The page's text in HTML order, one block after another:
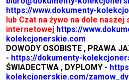
https://www.dokumenty-
lub Czat na żywo na dole naszej
internetowej https://
kolekcjonerskie.com
DOWODY OSOBISTE , PRAWA
- https://dokumenty-
ŚWIADECTWA , DYPLOMY -
kolekcjonerskie.com/